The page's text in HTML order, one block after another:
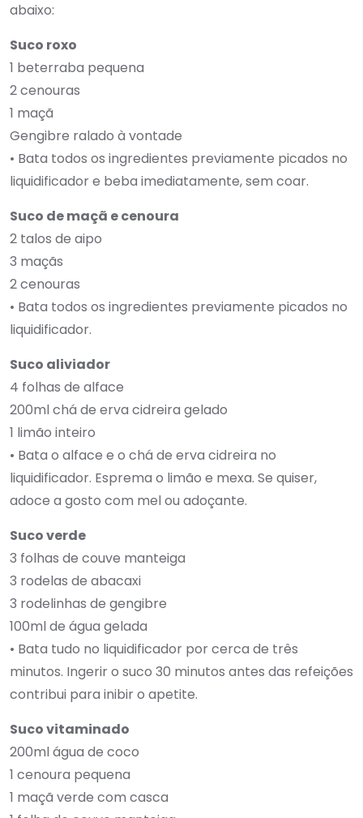
abaixo:
Suco roxo
1 beterraba pequena
2 cenouras
1 maçã
Gengibre ralado à vontade
• Bata todos os ingredientes previamente picados no
liquidificador e beba imediatamente, sem coar.
Suco de maçã e cenoura
2 talos de aipo
3 maçãs
2 cenouras
• Bata todos os ingredientes previamente picados no
liquidificador.
Suco aliviador
4 folhas de alface
200ml chá de erva cidreira gelado
1 limão inteiro
• Bata o alface e o chá de erva cidreira no
liquidificador. Esprema o limão e mexa. Se quiser,
adoce a gosto com mel ou adoçante.
Suco verde
3 folhas de couve manteiga
3 rodelas de abacaxi
3 rodelinhas de gengibre
100ml de água gelada
• Bata tudo no liquidificador por cerca de três
minutos. Ingerir o suco 30 minutos antes das refeições
contribui para inibir o apetite.
Suco vitaminado
200ml água de coco
1 cenoura pequena
1 maçã verde com casca